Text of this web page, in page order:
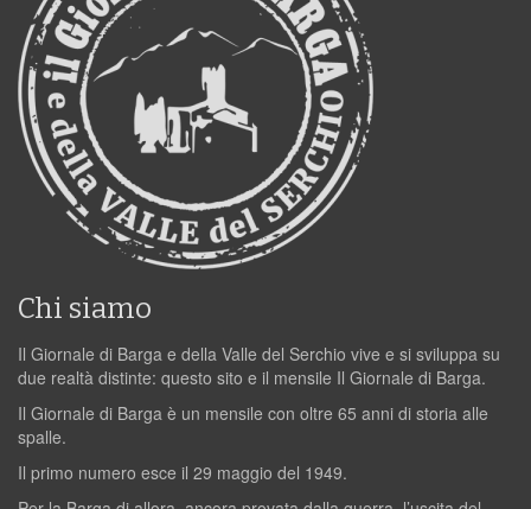
Chi siamo
Il Giornale di Barga e della Valle del Serchio vive e si sviluppa su
due realtà distinte: questo sito e il mensile Il Giornale di Barga.
Il Giornale di Barga è un mensile con oltre 65 anni di storia alle
spalle.
Il primo numero esce il 29 maggio del 1949.